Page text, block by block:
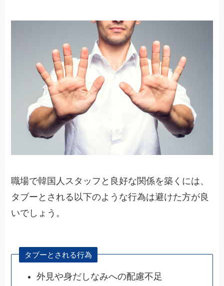
職場で韓国人スタッフと良好な関係を築くには、
タブーとされる以下のような行為は避けた方が良
いでしょう。
タブーとされる行為
外見や身だしなみへの配慮不足